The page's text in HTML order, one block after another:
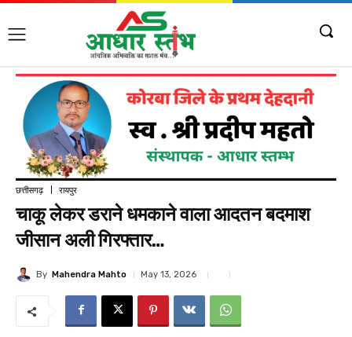
छत्तीसगढ़ रायपुर
चाकू लेकर डराने धमकाने वाला आदतन बदमाश
जीसान अली गिरफ्तार…
By Mahendra Mahto May 13, 2026